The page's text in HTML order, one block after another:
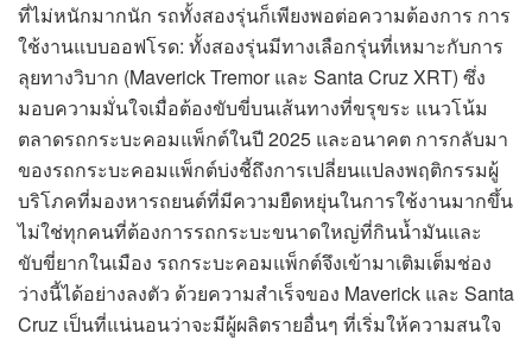
ที่ไม่หนักมากนัก รถทั้งสองรุ่นก็เพียงพอต่อความต้องการ การ
ใช้งานแบบออฟโรด: ทั้งสองรุ่นมีทางเลือกรุ่นที่เหมาะกับการ
ลุยทางวิบาก (Maverick Tremor และ Santa Cruz XRT) ซึ่ง
มอบความมั่นใจเมื่อต้องขับขี่บนเส้นทางที่ขรุขระ แนวโน้ม
ตลาดรถกระบะคอมแพ็กต์ในปี 2025 และอนาคต การกลับมา
ของรถกระบะคอมแพ็กต์บ่งชี้ถึงการเปลี่ยนแปลงพฤติกรรมผู้
บริโภคที่มองหารถยนต์ที่มีความยืดหยุ่นในการใช้งานมากขึ้น
ไม่ใช่ทุกคนที่ต้องการรถกระบะขนาดใหญ่ที่กินน้ำมันและ
ขับขี่ยากในเมือง รถกระบะคอมแพ็กต์จึงเข้ามาเติมเต็มช่อง
ว่างนี้ได้อย่างลงตัว ด้วยความสำเร็จของ Maverick และ Santa
Cruz เป็นที่แน่นอนว่าจะมีผู้ผลิตรายอื่นๆ ที่เริ่มให้ความสนใจ